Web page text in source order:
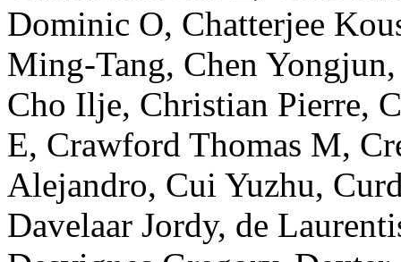
Dominic O, Chatterjee
Ming-Tang, Chen Yongjun
Cho Ilje, Christian Pierre,
E, Crawford Thomas M,
Alejandro, Cui Yuzhu,
Davelaar Jordy, de